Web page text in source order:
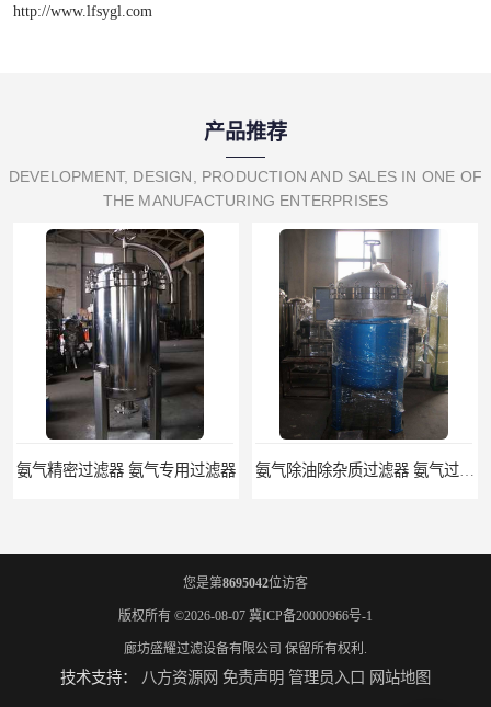
http://www.lfsygl.com
产品推荐
DEVELOPMENT, DESIGN, PRODUCTION AND SALES IN ONE OF
THE MANUFACTURING ENTERPRISES
器 氨气专用过滤器 氨气除油除杂质过滤器 氨气过滤器生产厂家
您是第8695042位访客
版权所有 ©2026-08-07 冀ICP备20000966号-1
廊坊盛耀过滤设备有限公司 保留所有权利.
技术支持： 八方资源网 免责声明 管理员入口 网站地图